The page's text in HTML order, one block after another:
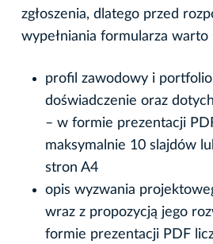
zgłoszenia, dlatego przed
wypełniania formularza warto
profil zawodowy i
doświadczenie oraz
– w formie prezentacji
maksymalnie 10 slajdów
stron A4
opis wyzwania
wraz z propozycją jego
formie prezentacji PDF